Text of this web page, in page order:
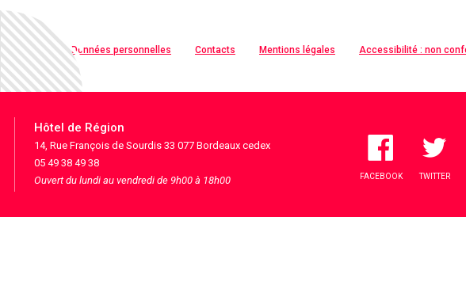
Qualité web Données personnelles Contacts Mentions légales Accessibilité : non
Hôtel de Région
14, Rue François de Sourdis 33 077 Bordeaux cedex
05 49 38 49 38
Ouvert du lundi au vendredi de 9h00 à 18h00
FACEBOOK TWITTER